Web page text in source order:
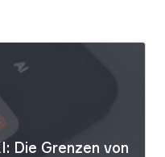
Die Grenzen von